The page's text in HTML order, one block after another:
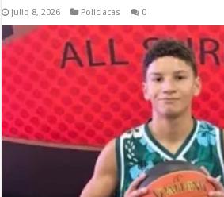
julio 8, 2026 Policiacas 0